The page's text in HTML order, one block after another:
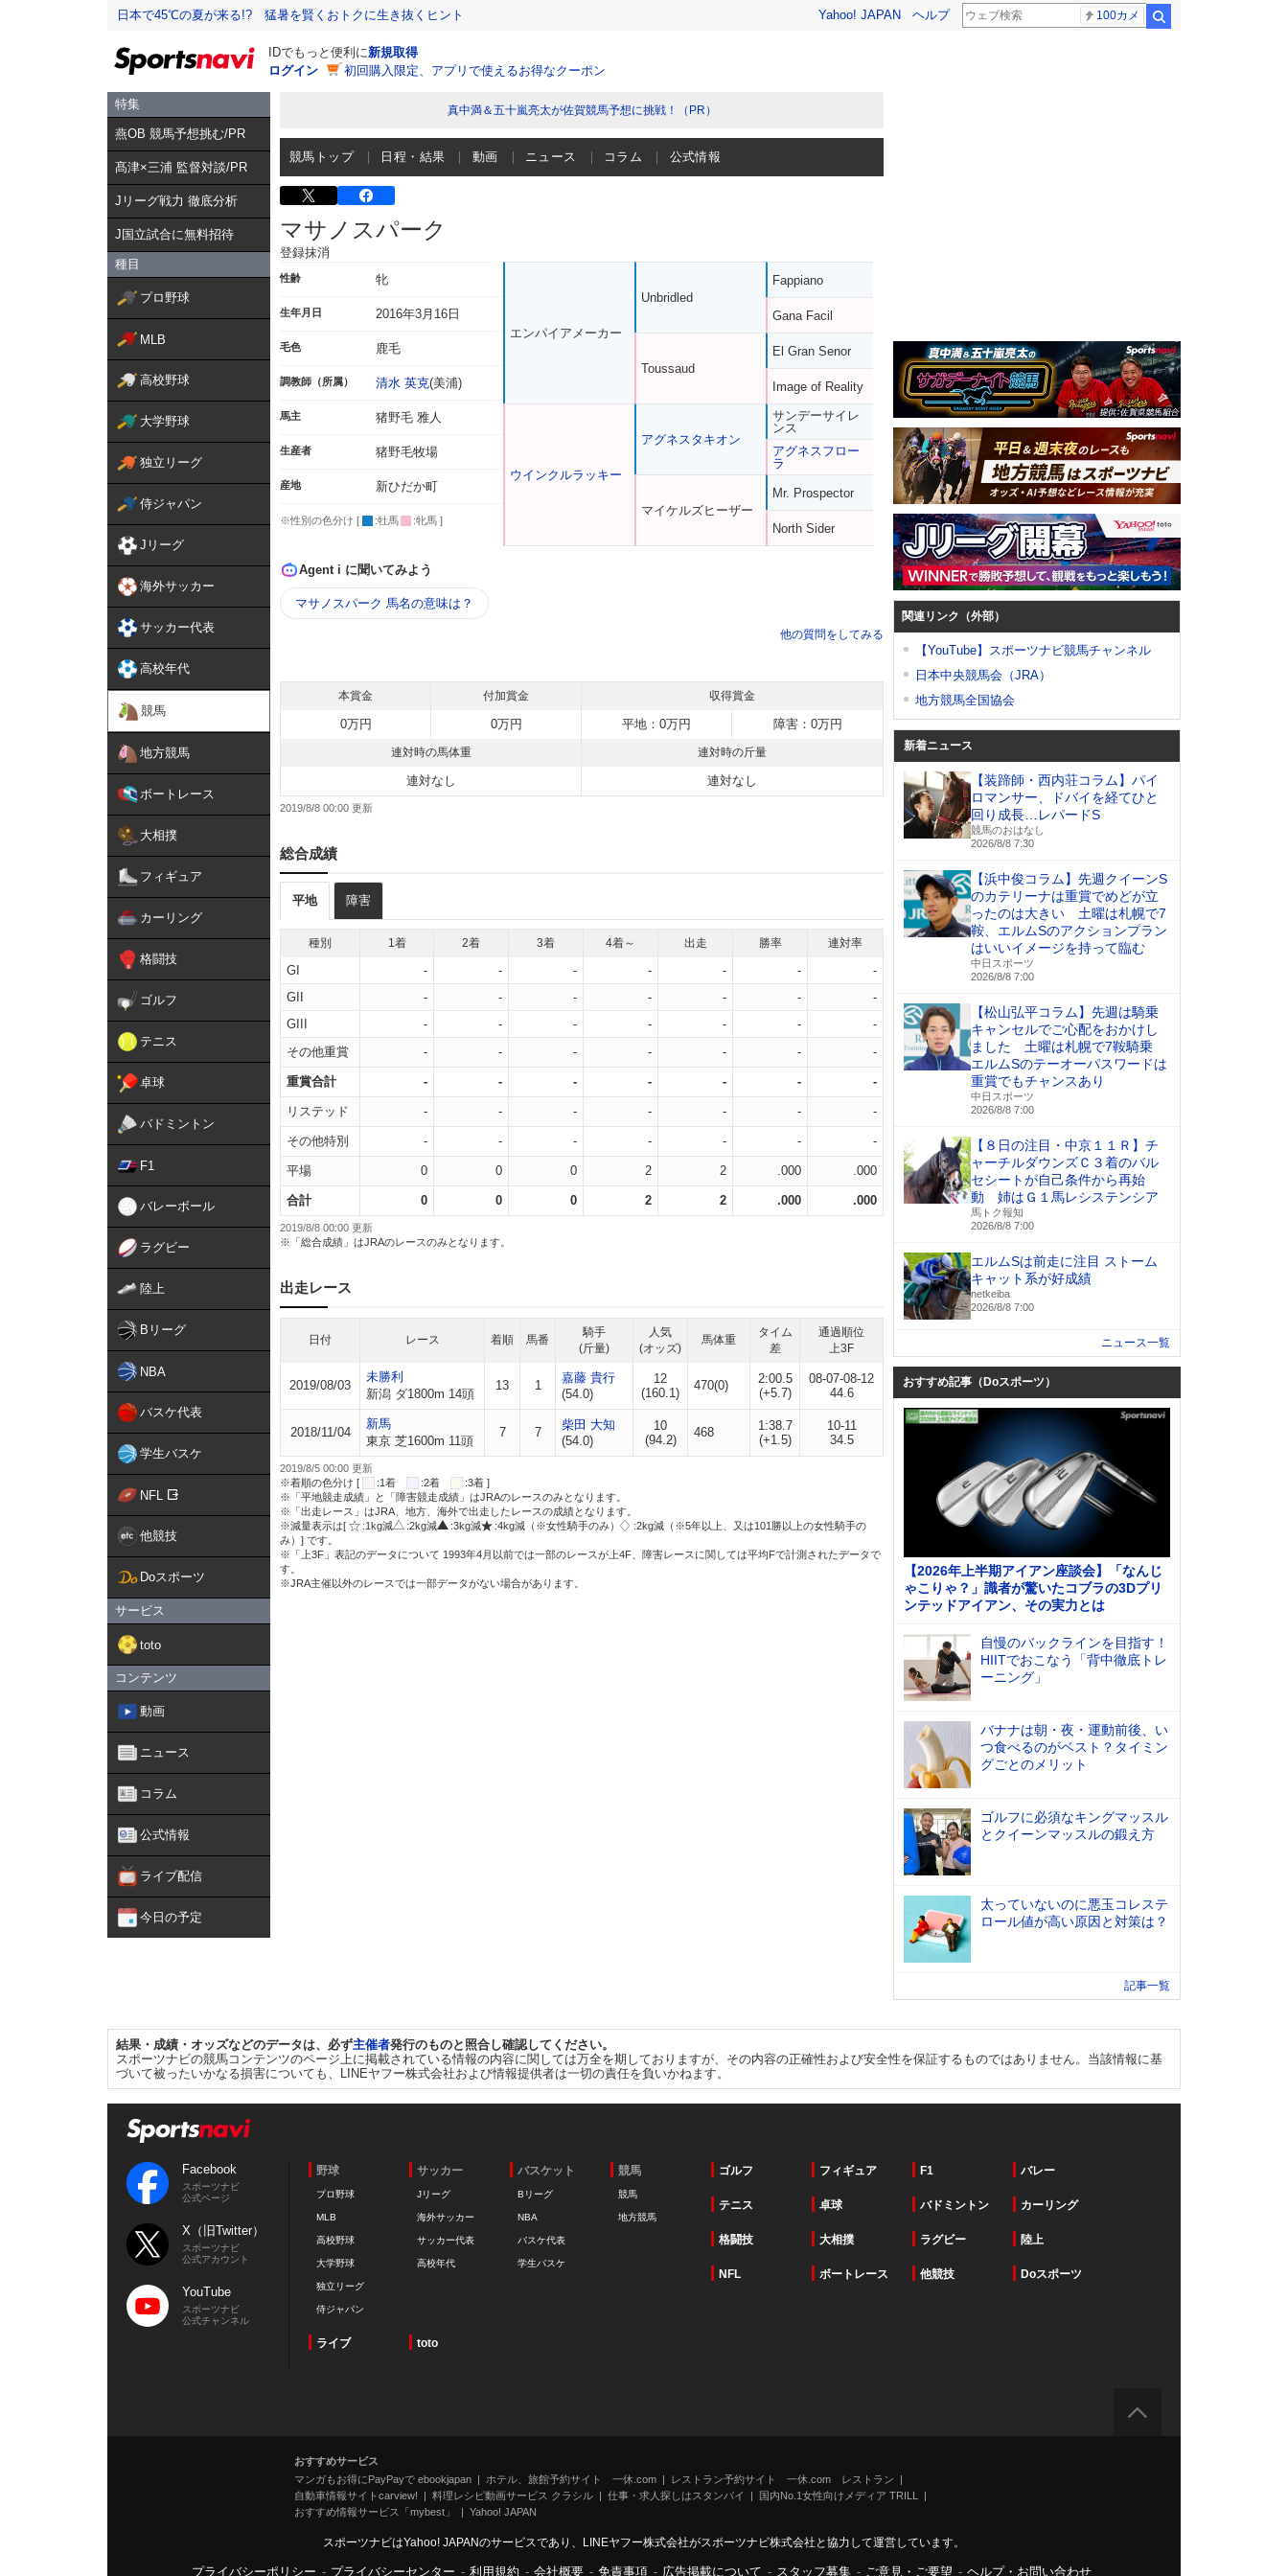
日本で45℃の夏が来る!? 猛暑を賢くおトクに生き抜くヒント Yahoo! JAPAN ヘルプ 100カメ
IDでもっと便利に新規取得
ログイン
初回購入限定、アプリで使えるお得なクーポン
特集
燕OB 競馬予想挑む/PR
髙津×三浦 監督対談/PR
Jリーグ戦力 徹底分析
J国立試合に無料招待
種目
プロ野球
MLB
高校野球
大学野球
独立リーグ
侍ジャパン
Jリーグ
海外サッカー
サッカー代表
高校年代
競馬
地方競馬
ボートレース
大相撲
フィギュア
カーリング
格闘技
ゴルフ
テニス
卓球
バドミントン
F1
バレーボール
ラグビー
陸上
Bリーグ
NBA
バスケ代表
学生バスケ
NFL
他競技
Doスポーツ
サービス
toto
コンテンツ
動画
ニュース
コラム
公式情報
ライブ配信
今日の予定
真中満＆五十嵐亮太が佐賀競馬予想に挑戦！（PR）
競馬トップ 日程・結果 動画 ニュース コラム 公式情報
マサノスパーク
登録抹消
性齢 牝
生年月日 2016年3月16日
毛色 鹿毛
調教師（所属） 清水 英克(美浦)
馬主 猪野毛 雅人
生産者 猪野毛牧場
産地 新ひだか町
※性別の色分け [ :牡馬 :牝馬 ]
エンパイアメーカー
ウインクルラッキー
Unbridled
Toussaud
アグネスタキオン
マイケルズヒーザー
Fappiano
Gana Facil
El Gran Senor
Image of Reality
サンデーサイレ
ンス
アグネスフロー
ラ
Mr. Prospector
North Sider
Agent i に聞いてみよう
マサノスパーク 馬名の意味は？
他の質問をしてみる
本賞金 付加賞金 収得賞金
0万円 0万円 平地：0万円 障害：0万円
連対時の馬体重 連対時の斤量
連対なし 連対なし
2019/8/8 00:00
総合成績
平地 障害
種別 1着 2着 3着 4着～ 出走 勝率 連対率
GI - - - - - -
-
GII
- - - - - -
-
GIII
- - - - - -
-
その他重賞
- - - - - - -
重賞合計 - - - - - - -
リステッド - - - - - - -
その他特別 - - - - - - -
平場 0 0 0 2 2 .000 .000
合計 0 0 0 2 2 .000 .000
2019/8/8 00:00 更新
※「総合成績」はJRAのレースのみとなります。
出走レース
日付 レース 着順 馬番
騎手
(斤量)
人気
(オッズ)
馬体重
タイム
差
通過順位
上3F
2019/08/03
未勝利
新潟 ダ1800m 14頭
13 1
嘉藤 貴行
(54.0)
12
(160.1)
470(0)
2:00.5
(+5.7)
08-07-08-12
44.6
2018/11/04
新馬
東京 芝1600m 11頭
7 7
柴田 大知
(54.0)
10
(94.2)
468
1:38.7
(+1.5)
10-11
34.5
2019/8/5 00:00 更新
※着順の色分け [
:1着 :2着
:3着 ]
※「平地競走成績」と「障害競走成績」はJRAのレースのみとなります。
※「出走レース」はJRA、地方、海外で出走したレースの成績となります。
※減量表示は[
:1kg減 :2kg減 :3kg減 :4kg減（※女性騎手のみ）
:2kg減（※5年以上、又は101勝以上の女性騎手の
み）] です。
※「上3F」表記のデータについて 1993年4月以前では一部のレースが上4F、障害レースに関しては平均Fで計測されたデータで
す。
※JRA主催以外のレースでは一部データがない場合があります。
関連リンク（外部）
【YouTube】スポーツナビ競馬チャンネル
日本中央競馬会（JRA）
地方競馬全国協会
新着ニュース
【装蹄師・西内荘コラム】パイ
ロマンサー、ドバイを経てひと
回り成長…レパードS
競馬のおはなし
2026/8/8 7:30
【浜中俊コラム】先週クイーンS
のカテリーナは重賞でめどが立
ったのは大きい 土曜は札幌で7
鞍、エルムSのアクションプラン
はいいイメージを持って臨む
中日スポーツ
2026/8/8 7:00
【松山弘平コラム】先週は騎乗
キャンセルでご心配をおかけし
ました 土曜は札幌で7鞍騎乗
エルムSのテーオーパスワードは
重賞でもチャンスあり
中日スポーツ
2026/8/8 7:00
【８日の注目・中京１１Ｒ】チ
ャーチルダウンズＣ３着のバル
セシートが自己条件から再始
動 姉はＧ１馬レシステンシア
馬トク報知
2026/8/8 7:00
エルムSは前走に注目 ストーム
キャット系が好成績
netkeiba
2026/8/8 7:00
ニュース一覧
おすすめ記事（Doスポーツ）
【2026年上半期アイアン座談会】「なんじ
ゃこりゃ？」識者が驚いたコブラの3Dプリ
ンテッドアイアン、その実力とは
自慢のバックラインを目指す！
HIITでおこなう「背中徹底トレ
ーニング」
バナナは朝・夜・運動前後、い
つ食べるのがベスト？タイミン
グごとのメリット
ゴルフに必須なキングマッスル
とクイーンマッスルの鍛え方
太っていないのに悪玉コレステ
ロール値が高い原因と対策は？
記事一覧
結果・成績・オッズなどのデータは、必ず主催者発行のものと照合し確認してください。
スポーツナビの競馬コンテンツのページ上に掲載されている情報の内容に関しては万全を期しておりますが、その内容の正確性および安全性を保証するものではありません。当該情報に基
づいて被ったいかなる損害についても、LINEヤフー株式会社および情報提供者は一切の責任を負いかねます。
Facebook
スポーツナビ
公式ページ
X（旧Twitter）
スポーツナビ
公式アカウント
YouTube
スポーツナビ
公式チャンネル
野球
プロ野球
MLB
高校野球
大学野球
独立リーグ
侍ジャパン
サッカー
Jリーグ
海外サッカー
サッカー代表
高校年代
バスケット
Bリーグ
NBA
バスケ代表
学生バスケ
競馬
競馬
地方競馬
ゴルフ フィギュア F1 バレー
テニス 卓球 バドミントン カーリング
格闘技 大相撲 ラグビー 陸上
NFL ボートレース 他競技 Doスポーツ
ライブ toto
おすすめサービス
マンガもお得にPayPayで ebookjapan
ホテル、旅館予約サイト 一休.com
レストラン予約サイト 一休.com レストラン
自動車情報サイトcarview!
料理レシピ動画サービス クラシル 仕事・求人探しはスタンバイ
国内No.1女性向けメディア TRILL
おすすめ情報サービス「mybest」
Yahoo! JAPAN
スポーツナビはYahoo! JAPANのサービスであり、LINEヤフー株式会社がスポーツナビ株式会社と協力して運営しています。
プライバシーポリシー - プライバシーセンター - 利用規約 - 会社概要 - 免責事項 - 広告掲載について - スタッフ募集 - ご意見・ご要望 - ヘルプ・お問い合わせ